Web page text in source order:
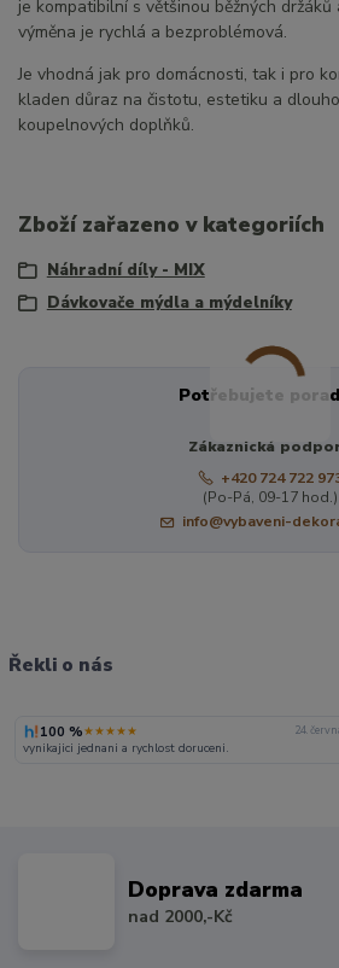
je kompatibilní s většinou běžných držáků
výměna je rychlá a bezproblémová.
Je vhodná jak pro domácnosti, tak i pro
kladen důraz na čistotu, estetiku a
koupelnových doplňků.
Zboží zařazeno v kategoriích
Náhradní díly - MIX
Dávkovače mýdla a mýdelníky
Potřebujete
Zákaznická
+420 724 722
(Po-Pá, 09-17 hod.)
info@vybaveni-
Řekli o nás
100 %★★★★★ 24.
vynikajici jednani a rychlost doruceni.
Doprava zdarma
nad 2000,-Kč